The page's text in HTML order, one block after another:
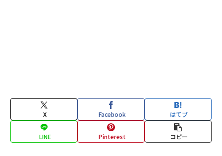
X Facebook はてブ
LINE Pinterest コピー